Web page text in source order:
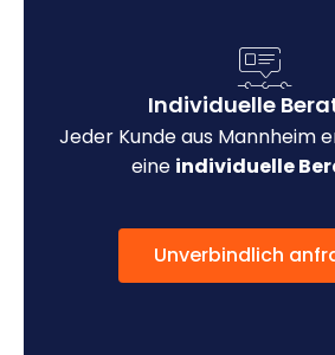
Individuelle
Jeder Kunde aus Mannheim
eine individuelle
Unverbindlich